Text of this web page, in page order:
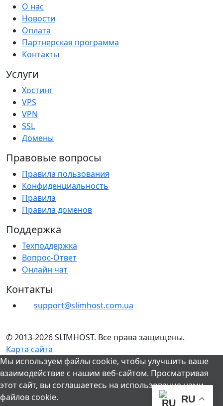
О нас
Новости
Оплата
Партнерская программа
Контакты
Услуги
Хостинг
VPS
VPN
SSL
Домены
Правовые вопросы
Правила пользования
Конфиденциальность
Правила
Правила доменов
Поддержка
Техподдержка
Вопрос-Ответ
Онлайн чат
Контакты
support@slimhost.com.ua
© 2013-2026 SLIMHOST. Все права защищены.
Карта сайта
RU
Мы используем файлы cookie, чтобы улучшить ваше
взаимодействие с нашим веб-сайтом. Просматривая
этот сайт, вы соглашаетесь на использование нами
файлов cookie.